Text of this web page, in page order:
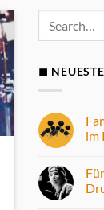
◼
im
zu
Fame
DD-